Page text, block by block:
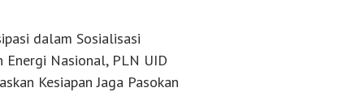
dalam Sosialisasi
Energi Nasional, PLN UID
Kesiapan Jaga Pasokan